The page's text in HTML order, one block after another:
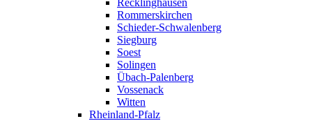
Recklinghausen
Rommerskirchen
Schieder-Schwalenberg
Siegburg
Soest
Solingen
Übach-Palenberg
Vossenack
Witten
Rheinland-Pfalz